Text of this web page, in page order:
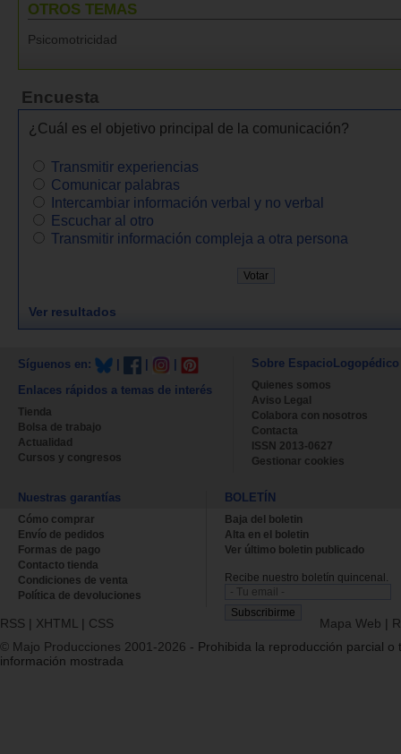
OTROS TEMAS
Psicomotricidad
Encuesta
¿Cuál es el objetivo principal de la comunicación?
Transmitir experiencias
Comunicar palabras
Intercambiar información verbal y no verbal
Escuchar al otro
Transmitir información compleja a otra persona
Ver resultados
Síguenos en:
Enlaces rápidos a temas de interés
Tienda
Bolsa de trabajo
Actualidad
Cursos y congresos
Sobre EspacioLogopédico
Quienes somos
Aviso Legal
Colabora con nosotros
Contacta
ISSN 2013-0627
Gestionar cookies
Nuestras garantías
Cómo comprar
Envío de pedidos
Formas de pago
Contacto tienda
Condiciones de venta
Política de devoluciones
BOLETÍN
Baja del boletin
Alta en el boletin
Ver último boletin publicado
Recibe nuestro boletín quincenal.
RSS | XHTML | CSS Mapa Web |
© Majo Producciones 2001-2026 - Prohibida la reproducción parcial o
información mostrada